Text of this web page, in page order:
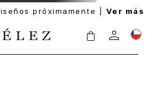
próximamente | Ver más